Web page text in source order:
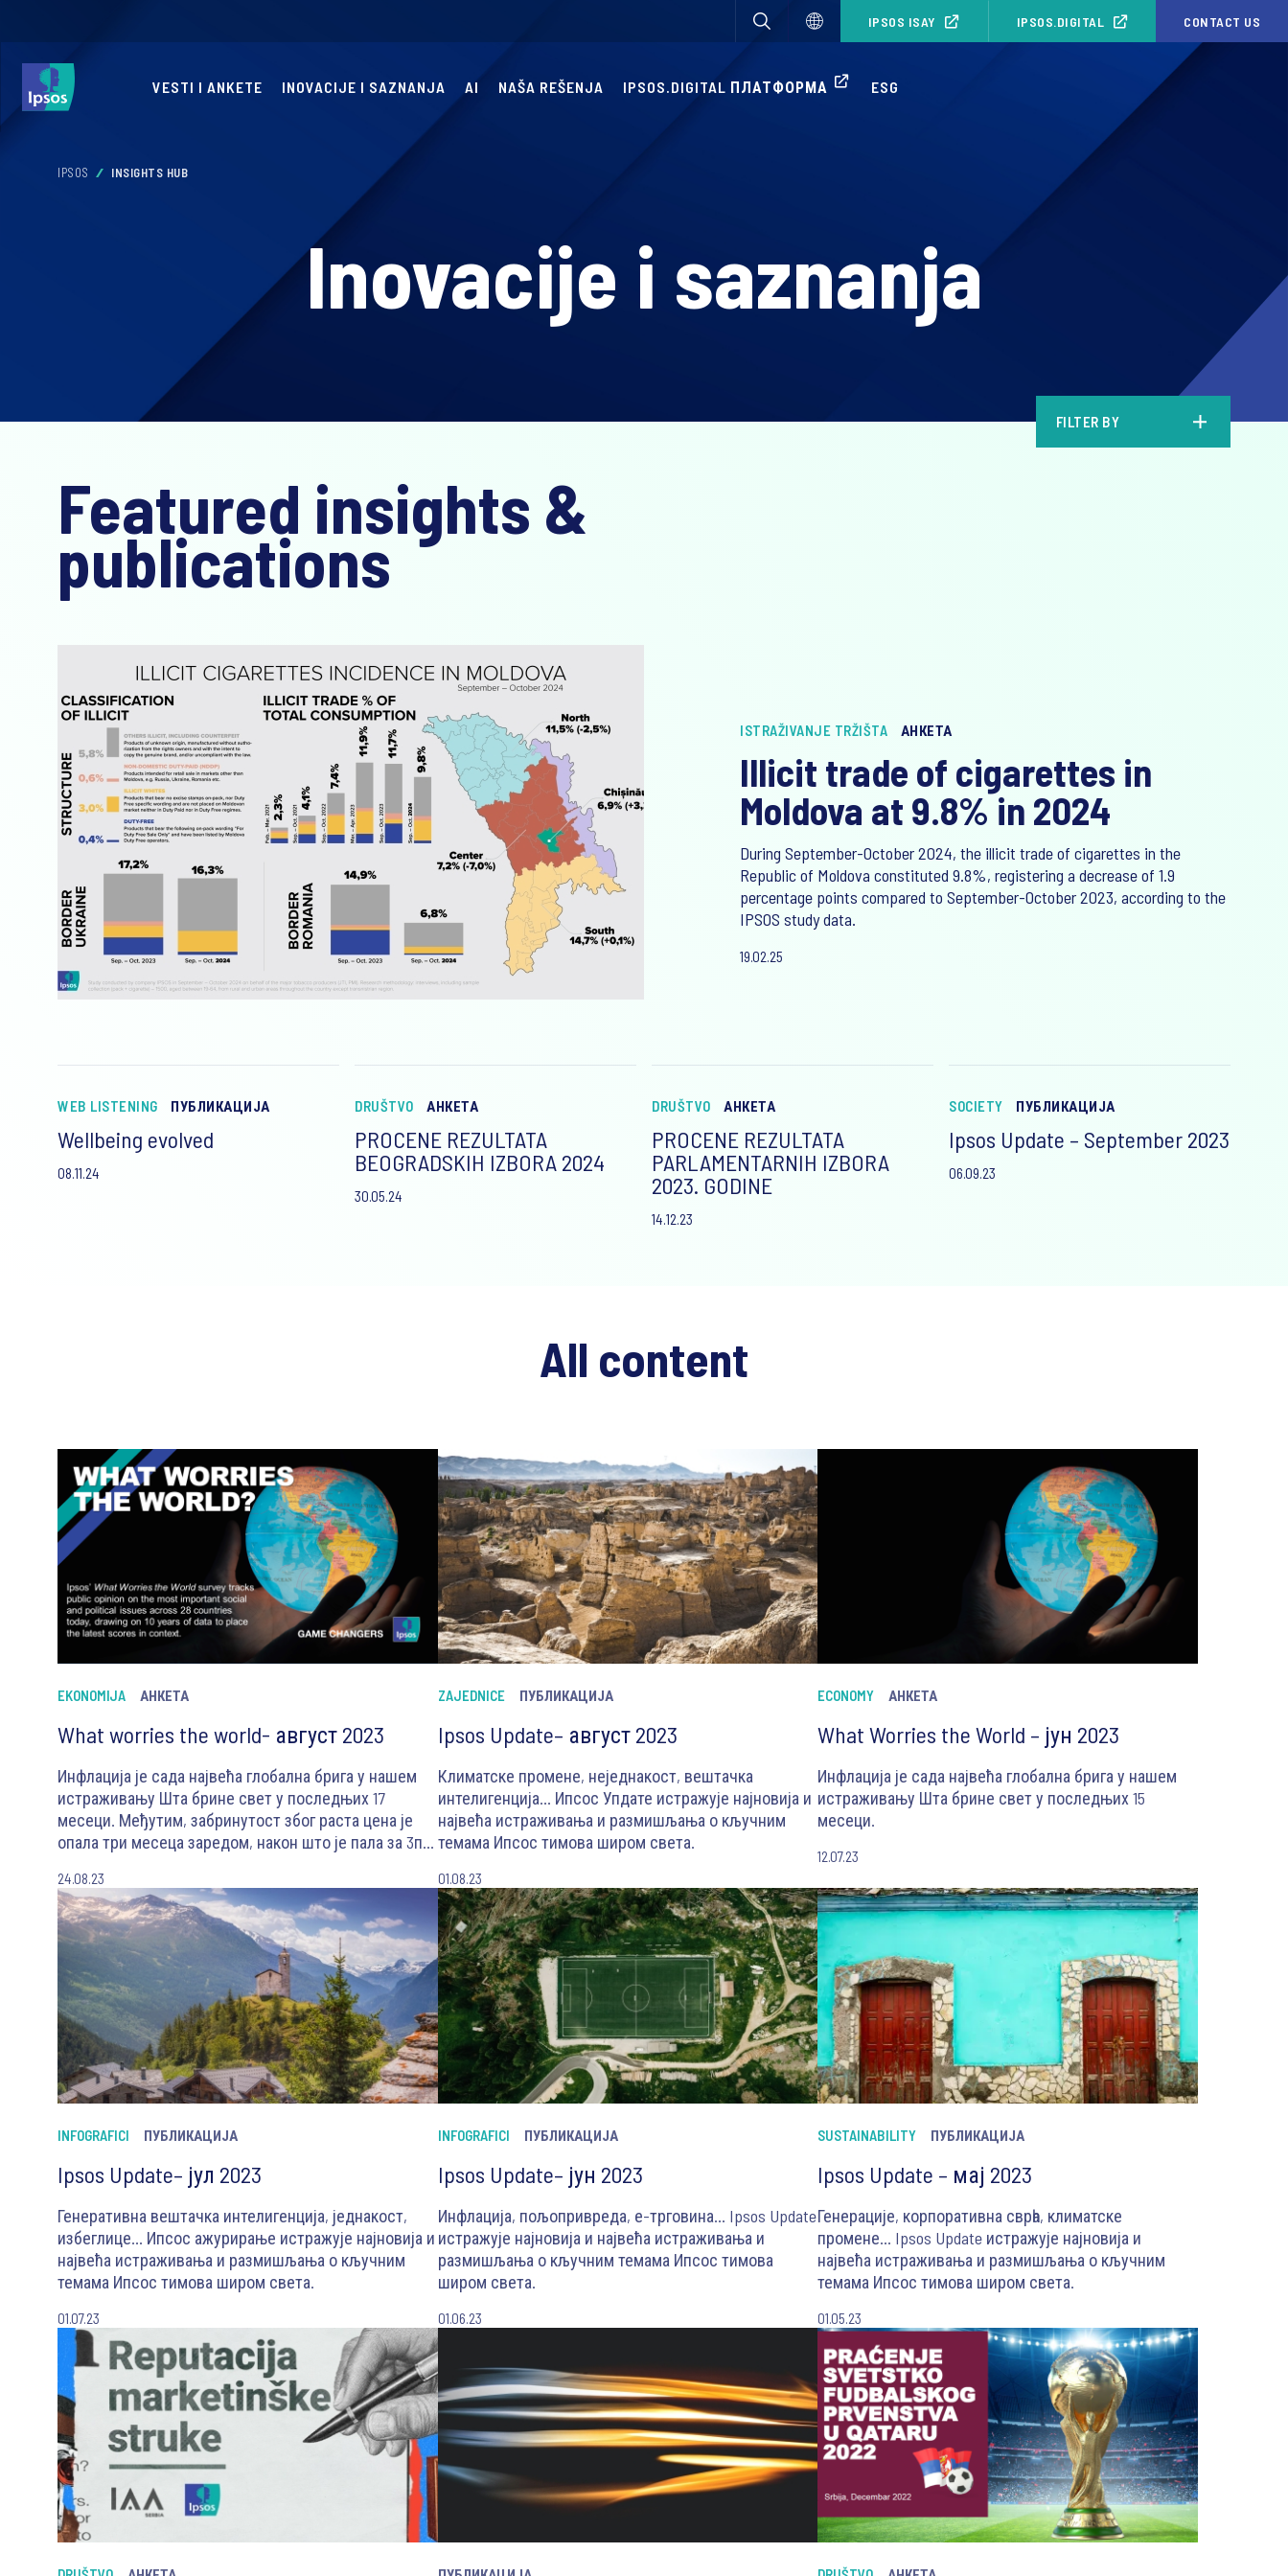
IPSOS ISAY IPSOS.DIGITAL CONTACT US
VESTI I ANKETE INOVACIJE I SAZNANJA AI NAŠA REŠENJA IPSOS.DIGITAL ПЛАТФОРМА ESG
IPSOS INSIGHTS HUB
Inovacije i saznanja
FILTER BY
Featured insights &
publications
ISTRAŽIVANJE TRŽIŠTA АНКЕТА
Illicit trade of cigarettes in
Moldova at 9.8% in 2024
During September-October 2024, the illicit trade of cigarettes in the
Republic of Moldova constituted 9.8%, registering a decrease of 1.9
percentage points compared to September-October 2023, according to the
IPSOS study data.
19.02.25
WEB LISTENING ПУБЛИКАЦИЈА
Wellbeing evolved
08.11.24
DRUŠTVO АНКЕТА
PROCENE REZULTATA
BEOGRADSKIH IZBORA 2024
30.05.24
DRUŠTVO АНКЕТА
PROCENE REZULTATA
PARLAMENTARNIH IZBORA
2023. GODINE
14.12.23
SOCIETY ПУБЛИКАЦИЈА
Ipsos Update – September 2023
06.09.23
All content
EKONOMIJA АНКЕТА
What worries the world- август 2023
Инфлација је сада највећа глобална брига у нашем
истраживању Шта брине свет у последњих 17
месеци. Међутим, забринутост због раста цена је
опала три месеца заредом, након што је пала за 3пп
24.08.23
ZAJEDNICE ПУБЛИКАЦИЈА
Ipsos Update– август 2023
Климатске промене, неједнакост, вештачка
интелигенција… Ипсос Упдате истражује најновија и
највећа истраживања и размишљања о кључним
темама Ипсос тимова широм света.
01.08.23
ECONOMY АНКЕТА
What Worries the World – јун 2023
Инфлација је сада највећа глобална брига у нашем
истраживању Шта брине свет у последњих 15
месеци.
12.07.23
INFOGRAFICI ПУБЛИКАЦИЈА
Ipsos Update– јул 2023
Генеративна вештачка интелигенција, једнакост,
избеглице… Ипсос ажурирање истражује најновија и
највећа истраживања и размишљања о кључним
темама Ипсос тимова широм света.
01.07.23
INFOGRAFICI ПУБЛИКАЦИЈА
Ipsos Update– јун 2023
Инфлација, пољопривреда, е-трговина... Ipsos Update
истражује најновија и највећа истраживања и
размишљања о кључним темама Ипсос тимова
широм света.
01.06.23
SUSTAINABILITY ПУБЛИКАЦИЈА
Ipsos Update – мај 2023
Генерације, корпоративна сврһа, климатске
промене... Ipsos Update истражује најновија и
највећа истраживања и размишљања о кључним
темама Ипсос тимова широм света.
01.05.23